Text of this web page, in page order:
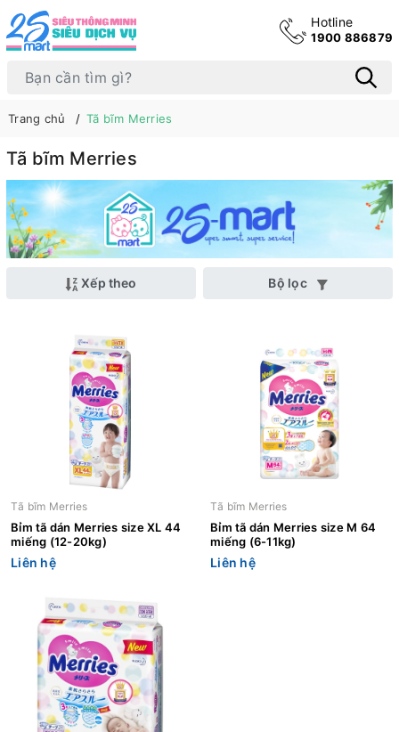
Hotline
1900 886879
Trang chủ Tã bĩm Merries
Tã bĩm Merries
Xếp theo Bộ lọc
Tã bĩm Merries
Bỉm tã dán Merries size XL 44
miếng (12-20kg)
Liên hệ
Tã bĩm Merries
Bỉm tã dán Merries size M 64
miếng (6-11kg)
Liên hệ